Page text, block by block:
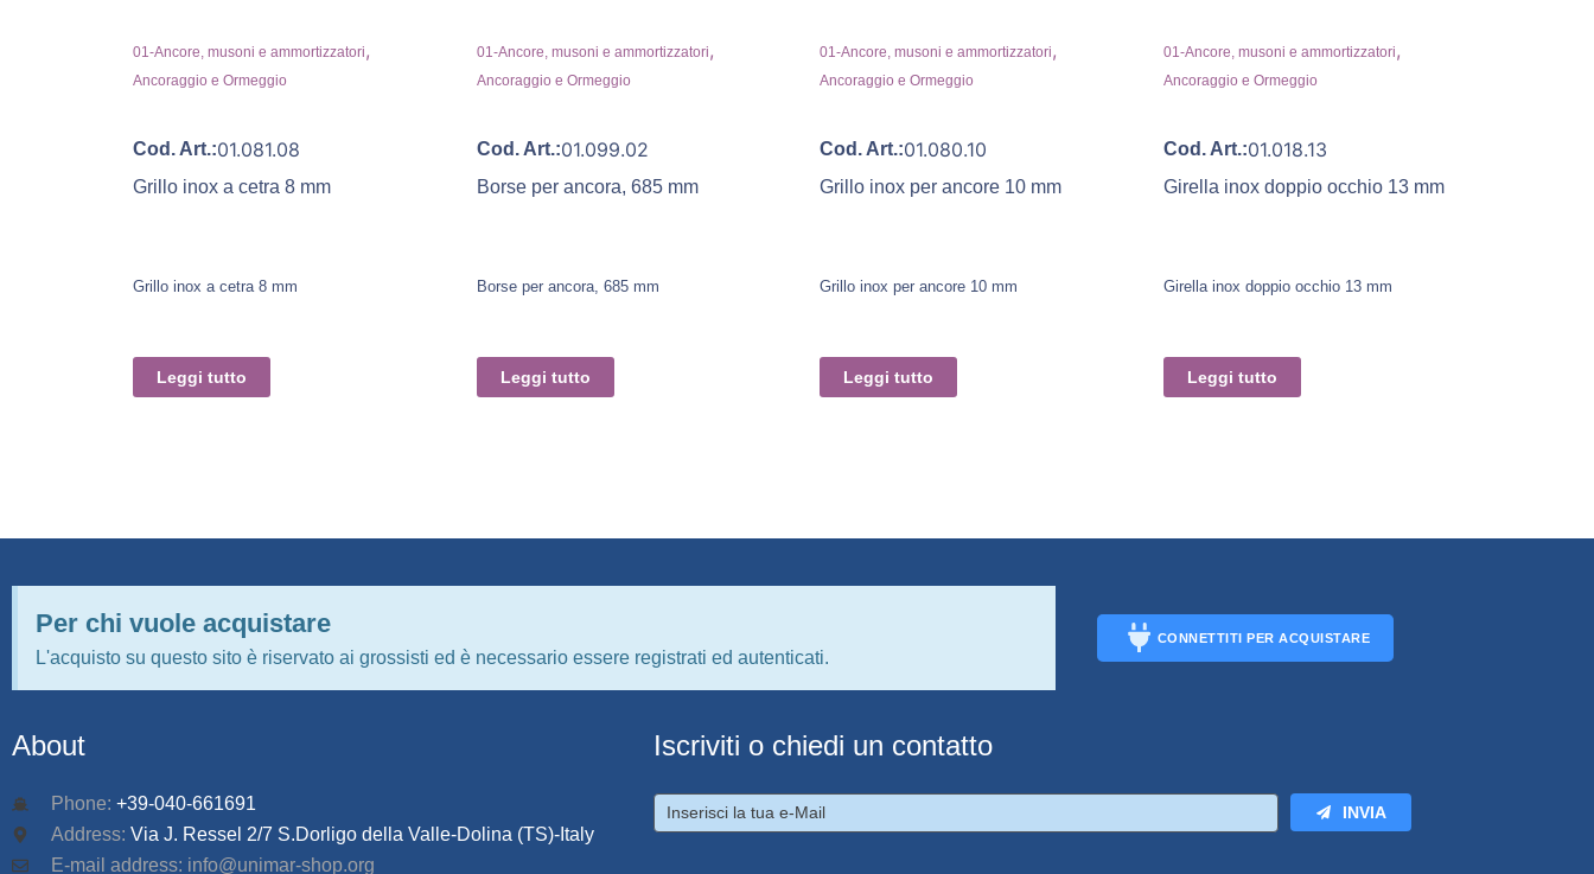
01-Ancore, musoni e ammortizzatori,
Ancoraggio e Ormeggio
Cod. Art.:01.081.08
Grillo inox a cetra 8 mm
Grillo inox a cetra 8 mm
Leggi tutto
01-Ancore, musoni e ammortizzatori,
Ancoraggio e Ormeggio
Cod. Art.:01.099.02
Borse per ancora, 685 mm
Borse per ancora, 685 mm
Leggi tutto
01-Ancore, musoni e ammortizzatori,
Ancoraggio e Ormeggio
Cod. Art.:01.080.10
Grillo inox per ancore 10 mm
Grillo inox per ancore 10 mm
Leggi tutto
01-Ancore, musoni e ammortizzatori,
Ancoraggio e Ormeggio
Cod. Art.:01.018.13
Girella inox doppio occhio 13 mm
Girella inox doppio occhio 13 mm
Leggi tutto
Per chi vuole acquistare
L'acquisto su questo sito è riservato ai grossisti ed è necessario essere registrati ed autenticati.
CONNETTITI PER ACQUISTARE
About
Phone: +39-040-661691
Address: Via J. Ressel 2/7 S.Dorligo della Valle-Dolina (TS)-Italy
E-mail address: info@unimar-shop.org
Iscriviti o chiedi un contatto
INVIA